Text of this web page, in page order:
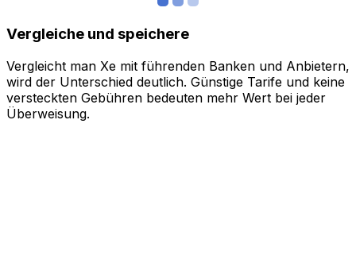
Vergleiche und speichere
Vergleicht man Xe mit führenden Banken und Anbietern,
wird der Unterschied deutlich. Günstige Tarife und keine
versteckten Gebühren bedeuten mehr Wert bei jeder
Überweisung.